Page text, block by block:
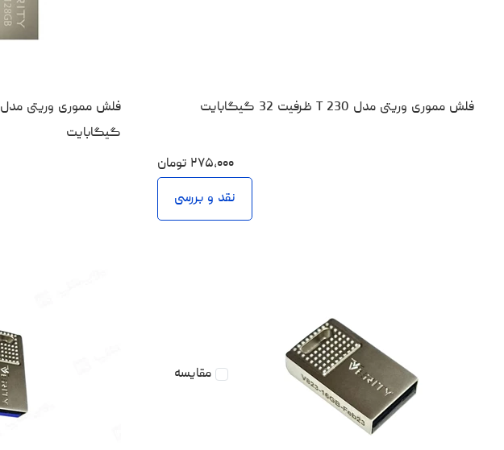
فلش مموری وریتی مدل T 230 ظرفیت 32 گیگابایت
۲۷۵،۰۰۰ تومان
نقد و بررسی
گیگابایت
مقایسه